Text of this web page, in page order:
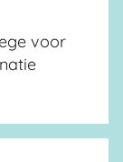
voor